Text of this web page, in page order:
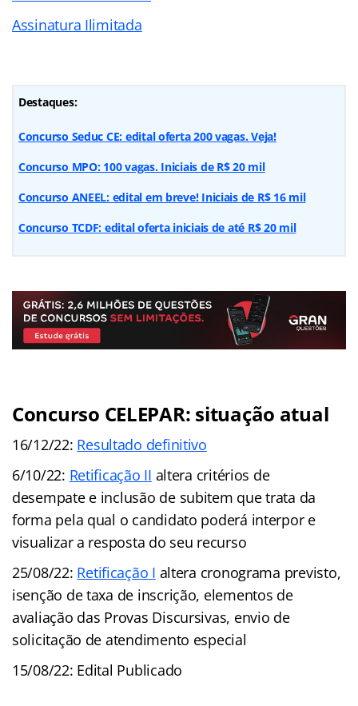
Assinatura Ilimitada
Destaques:
Concurso Seduc CE: edital oferta 200 vagas. Veja!
Concurso MPO: 100 vagas. Iniciais de R$ 20 mil
Concurso ANEEL: edital em breve! Iniciais de R$ 16 mil
Concurso TCDF: edital oferta iniciais de até R$ 20 mil
Concurso CELEPAR: situação atual
16/12/22: Resultado definitivo
6/10/22: Retificação II altera critérios de
desempate e inclusão de subitem que trata da
forma pela qual o candidato poderá interpor e
visualizar a resposta do seu recurso
25/08/22: Retificação I altera cronograma previsto,
isenção de taxa de inscrição, elementos de
avaliação das Provas Discursivas, envio de
solicitação de atendimento especial
15/08/22: Edital Publicado